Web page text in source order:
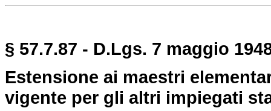
§ 57.7.87 - D.Lgs. 7 maggio
Estensione ai maestri
vigente per gli altri impiegati